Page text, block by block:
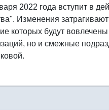
2022 года вступит в
Изменения
которых будут
но и смежные